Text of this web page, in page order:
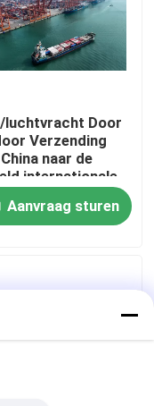
luchtvracht Door
Verzending
naar de
to door
Aanvraag sturen